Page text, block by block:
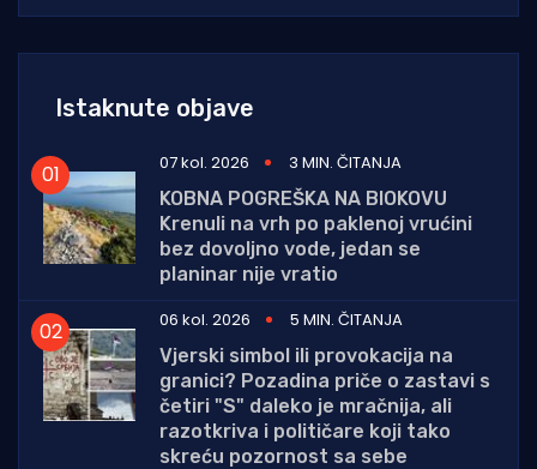
Istaknute objave
07 kol. 2026
3 MIN. ČITANJA
KOBNA POGREŠKA NA BIOKOVU
Krenuli na vrh po paklenoj vrućini
bez dovoljno vode, jedan se
planinar nije vratio
06 kol. 2026
5 MIN. ČITANJA
Vjerski simbol ili provokacija na
granici? Pozadina priče o zastavi s
četiri "S" daleko je mračnija, ali
razotkriva i političare koji tako
skreću pozornost sa sebe